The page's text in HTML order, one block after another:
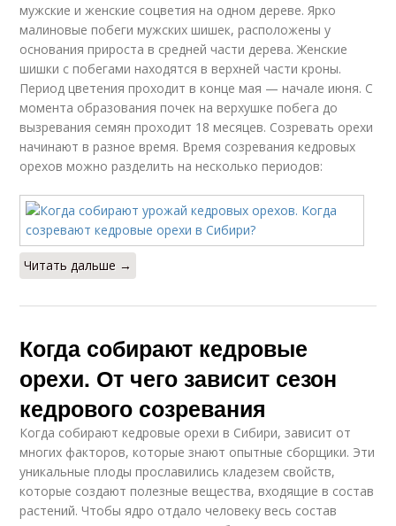
мужские и женские соцветия на одном дереве. Ярко
малиновые побеги мужских шишек, расположены у
основания прироста в средней части дерева. Женские
шишки с побегами находятся в верхней части кроны.
Период цветения проходит в конце мая — начале июня. С
момента образования почек на верхушке побега до
вызревания семян проходит 18 месяцев. Созревать орехи
начинают в разное время. Время созревания кедровых
орехов можно разделить на несколько периодов:
Читать дальше →
Когда собирают кедровые
орехи. От чего зависит сезон
кедрового созревания
Когда собирают кедровые орехи в Сибири, зависит от
многих факторов, которые знают опытные сборщики. Эти
уникальные плоды прославились кладезем свойств,
которые создают полезные вещества, входящие в состав
растений. Чтобы ядро отдало человеку весь состав